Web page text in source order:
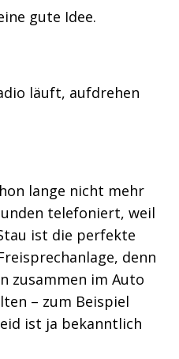
gute Idee.
läuft, aufdrehen
lange nicht mehr
telefoniert, weil
ist die perfekte
denn
zusammen im Auto
– zum Beispiel
ist ja bekanntlich